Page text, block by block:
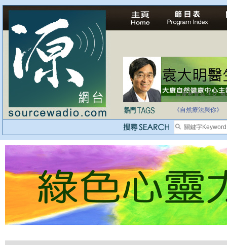
自家教育合法化-
《自然療法與你》